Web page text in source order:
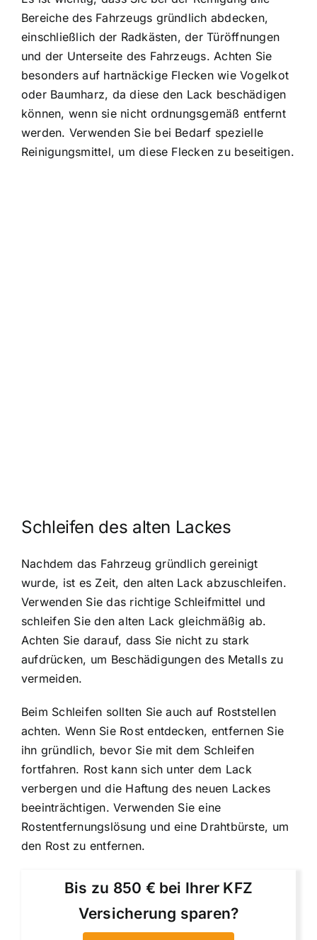
Bereiche des Fahrzeugs gründlich abdecken,
einschließlich der Radkästen, der Türöffnungen
und der Unterseite des Fahrzeugs. Achten Sie
besonders auf hartnäckige Flecken wie Vogelkot
oder Baumharz, da diese den Lack beschädigen
können, wenn sie nicht ordnungsgemäß entfernt
werden. Verwenden Sie bei Bedarf spezielle
Reinigungsmittel, um diese Flecken zu beseitigen.
Schleifen des alten Lackes
Nachdem das Fahrzeug gründlich gereinigt
wurde, ist es Zeit, den alten Lack abzuschleifen.
Verwenden Sie das richtige Schleifmittel und
schleifen Sie den alten Lack gleichmäßig ab.
Achten Sie darauf, dass Sie nicht zu stark
aufdrücken, um Beschädigungen des Metalls zu
vermeiden.
Beim Schleifen sollten Sie auch auf Roststellen
achten. Wenn Sie Rost entdecken, entfernen Sie
ihn gründlich, bevor Sie mit dem Schleifen
fortfahren. Rost kann sich unter dem Lack
verbergen und die Haftung des neuen Lackes
beeinträchtigen. Verwenden Sie eine
Rostentfernungslösung und eine Drahtbürste, um
den Rost zu entfernen.
Bis zu 850 € bei Ihrer KFZ
Versicherung sparen?